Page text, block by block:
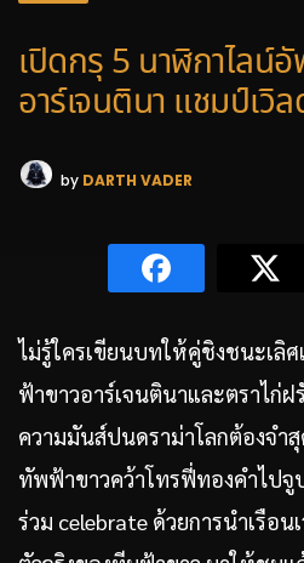
เปิดกรุ 5 นาฬิกาไลน์
อาร์เจนตินา แชมป์เวิ
by DARTH VADER
ไม่รู้ใครเขียนบทให้คู่ชิงชนะเลิ
ฟ้าขาวอาร์เจนตินาและตราไก่
ความมันส์ปนดราม่าโลกต้องจำ
ทัพฟ้าขาวคว้าโทรฟี่ทองคำไปจูบ
ร่วม celebrate ด้วยการนำเรือน